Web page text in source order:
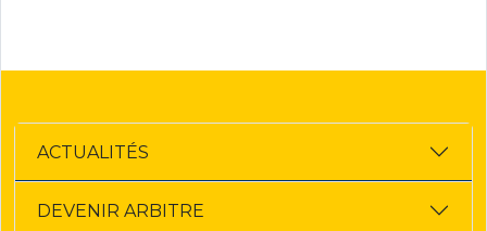
ACTUALITÉS
DEVENIR ARBITRE